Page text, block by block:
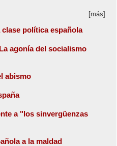
[más]
política española
agonía del socialismo
abismo
a "los sinvergüenzas
a la maldad